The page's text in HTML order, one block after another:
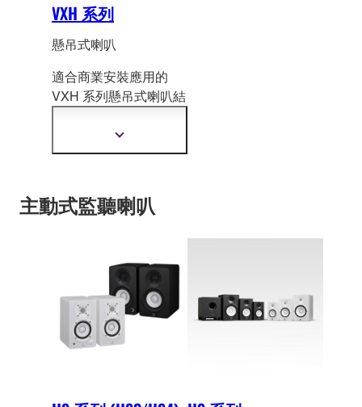
VXH 系列
懸吊式喇叭
適合商業安裝應用的
VXH 系列懸吊式喇叭結
的視覺設計。
顯
示
資
訊
主動式監聽喇叭